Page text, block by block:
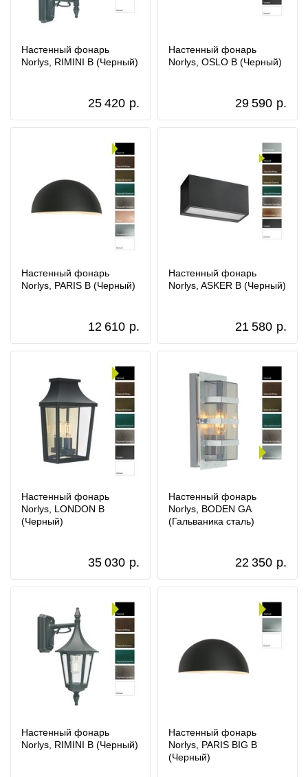
Настенный фонарь
Norlys, RIMINI B (Черный)
25 420 р.
Настенный фонарь
Norlys, OSLO B (Черный)
29 590 р.
Настенный фонарь
Norlys, PARIS B (Черный)
12 610 р.
Настенный фонарь
Norlys, ASKER B (Черный)
21 580 р.
Настенный фонарь
Norlys, LONDON B
(Черный)
35 030 р.
Настенный фонарь
Norlys, BODEN GA
(Гальваника сталь)
22 350 р.
Настенный фонарь
Norlys, RIMINI B (Черный)
Настенный фонарь
Norlys, PARIS BIG B
(Черный)